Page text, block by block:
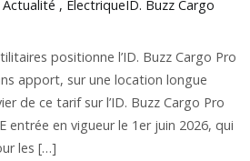
Actualité ÉlectriqueID. Buzz Cargo
positionne l’ID. Buzz Cargo Pro
apport, sur une location longue
de ce tarif sur l’ID. Buzz Cargo Pro
entrée en vigueur le 1er juin 2026, qui
les […]